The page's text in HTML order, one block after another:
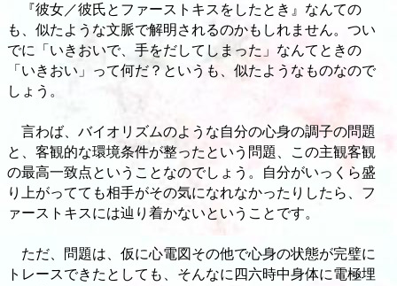
『彼女／彼氏とファーストキスをしたとき』なんての
も、似たような文脈で解明されるのかもしれません。つい
でに「いきおいで、手をだしてしまった」なんてときの
「いきおい」って何だ？というも、似たようなものなので
しょう。
言わば、バイオリズムのような自分の心身の調子の問題
と、客観的な環境条件が整ったという問題、この主観客観
の最高一致点ということなのでしょう。自分がいっくら盛
り上がってても相手がその気になれなかったりしたら、フ
ァーストキスには辿り着かないということです。
ただ、問題は、仮に心電図その他で心身の状態が完璧に
トレースできたとしても、そんなに四六時中身体に電極埋